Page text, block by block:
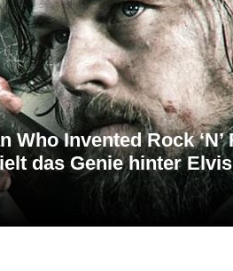
Who Invented Rock ‘N’
das Genie hinter